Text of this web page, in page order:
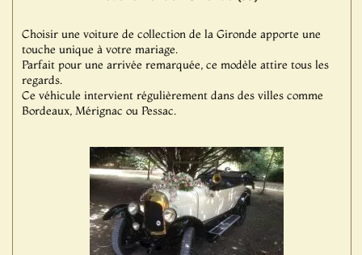
Choisir une voiture de collection de la Gironde apporte une
touche unique à votre mariage.
Parfait pour une arrivée remarquée, ce modèle attire tous les
regards.
Ce véhicule intervient régulièrement dans des villes comme
Bordeaux, Mérignac ou Pessac.